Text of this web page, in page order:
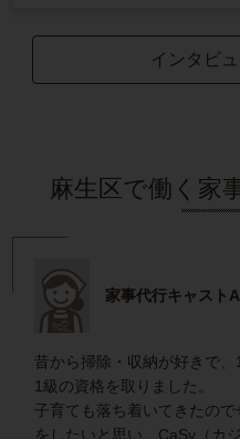
インタビ
麻生区で働く家
家事代行キャスト
昔から掃除・収納が好きで
1級の資格を取りました。
子育ても落ち着いてきたの
をしたいと思い、CaSy（カ